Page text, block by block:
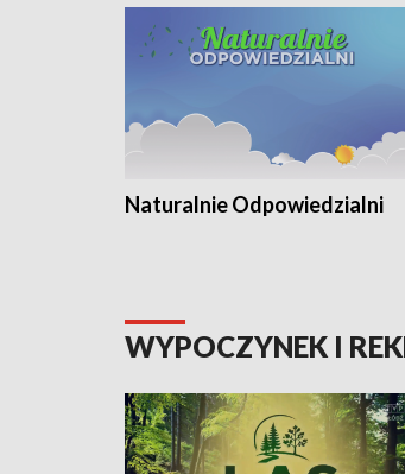
Naturalnie Odpowiedzialni
WYPOCZYNEK I